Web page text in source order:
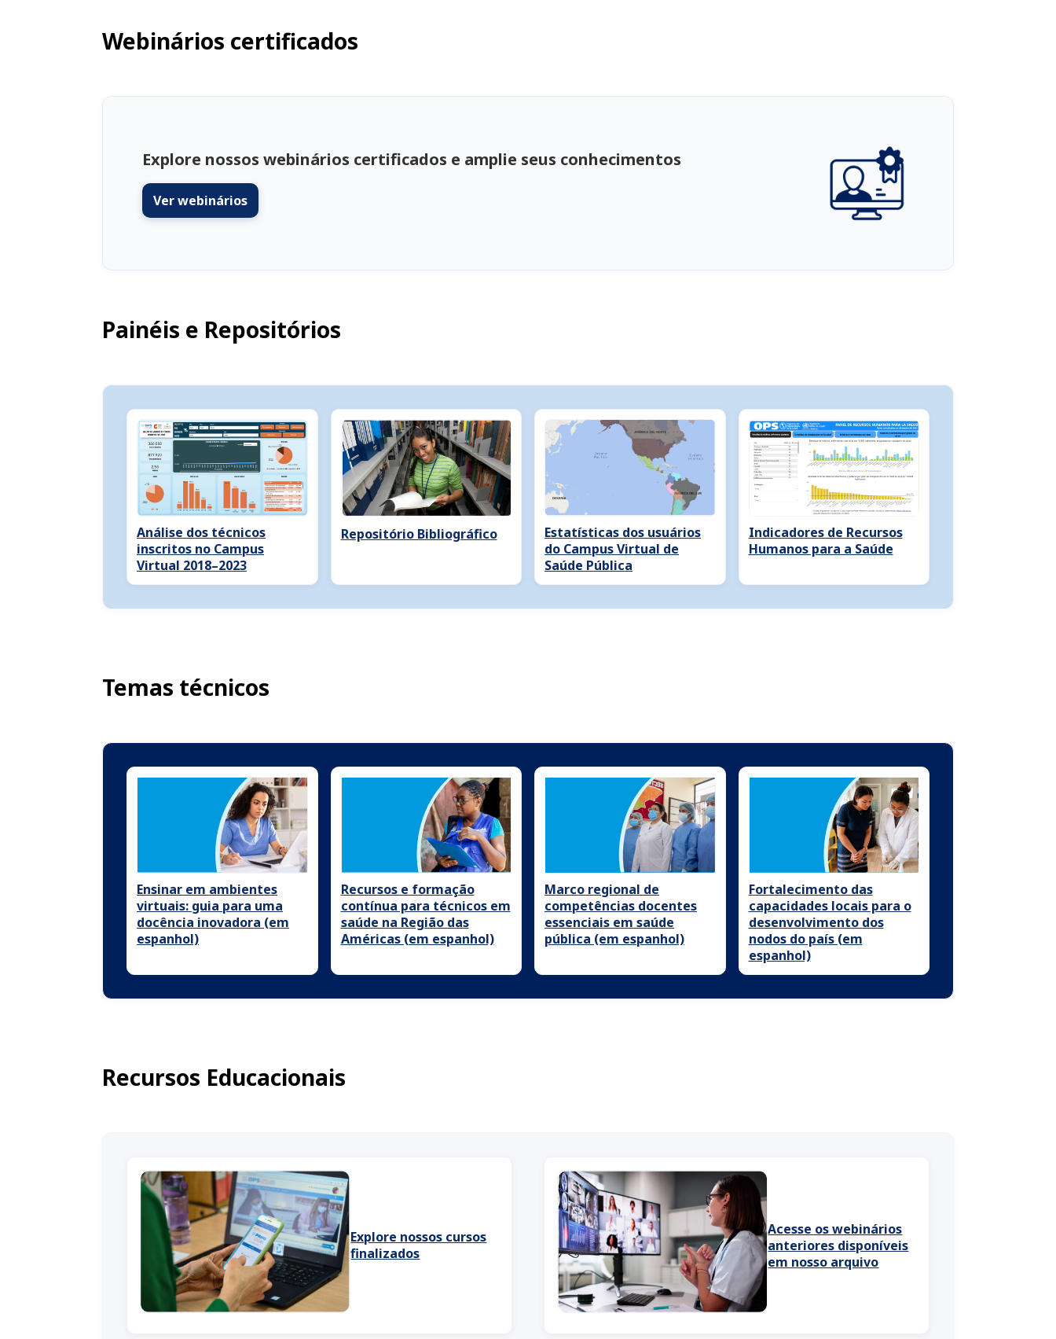
Webinários certificados
Explore nossos webinários certificados e amplie seus conhecimentos
Ver webinários
Painéis e Repositórios
Análise dos técnicos
inscritos no Campus
Virtual 2018–2023
Repositório Bibliográfico
Estatísticas dos usuários
do Campus Virtual de
Saúde Pública
Indicadores de Recursos
Humanos para a Saúde
Temas técnicos
Ensinar em ambientes
virtuais: guia para uma
docência inovadora (em
espanhol)
Recursos e formação
contínua para técnicos em
saúde na Região das
Américas (em espanhol)
Marco regional de
competências docentes
essenciais em saúde
pública (em espanhol)
Fortalecimento das
capacidades locais para o
desenvolvimento dos
nodos do país (em
espanhol)
Recursos Educacionais
Explore nossos cursos
finalizados
Acesse os webinários
anteriores disponíveis
em nosso arquivo